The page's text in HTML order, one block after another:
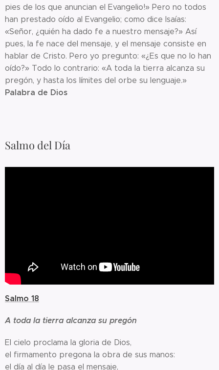
pies de los que anuncian el Evangelio!» Pero no todos
han prestado oído al Evangelio; como dice Isaías:
«Señor, ¿quién ha dado fe a nuestro mensaje?» Así
pues, la fe nace del mensaje, y el mensaje consiste en
hablar de Cristo. Pero yo pregunto: «¿Es que no lo han
oído?» Todo lo contrario: «A toda la tierra alcanza su
pregón, y hasta los límites del orbe su lenguaje.»
Palabra de Dios
Salmo del Día
Salmo 18
A toda la tierra alcanza su pregón
El cielo proclama la gloria de Dios,
el firmamento pregona la obra de sus manos:
el día al día le pasa el mensaje,